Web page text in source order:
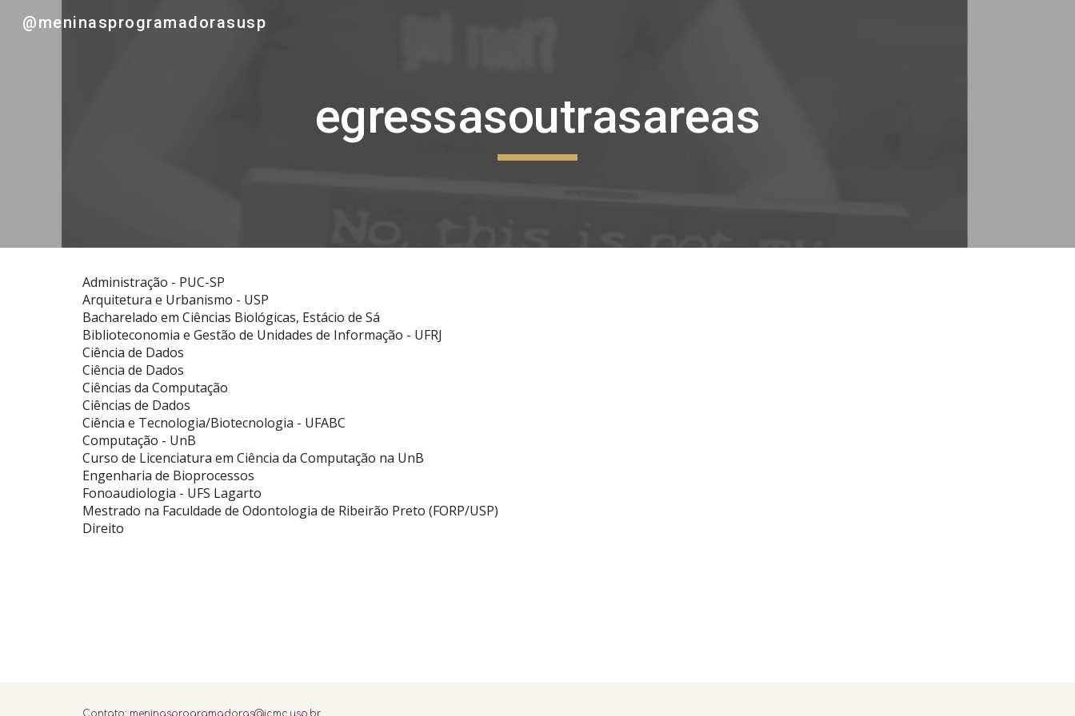
@meninasprogramadorasusp
egressasoutrasareas
Administração - PUC-SP
Arquitetura e Urbanismo - USP
Bacharelado em Ciências Biológicas, Estácio de Sá
Biblioteconomia e Gestão de Unidades de Informação - UFRJ
Ciência de Dados
Ciência de Dados
Ciências da Computação
Ciências de Dados
Ciência e Tecnologia/Biotecnologia - UFABC
Computação - UnB
Curso de Licenciatura em Ciência da Computação na UnB
Engenharia de Bioprocessos
Fonoaudiologia - UFS Lagarto
Mestrado na Faculdade de Odontologia de Ribeirão Preto (FORP/USP)
Direito
Contato: meninasprogramadoras@icmc.usp.br